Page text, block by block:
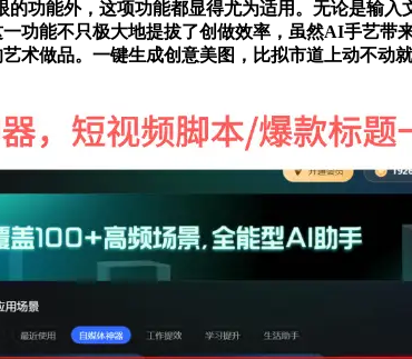
功能外，这项功能都显得尤为适用。无论是输
功能不只极大地提拔了创做效率，虽然AI手艺带
术做品。一键生成创意美图，比拟市道上动不动